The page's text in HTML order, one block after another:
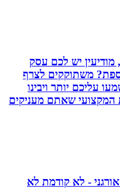
יש לכם עסק
משתוקקים לצרף
יותר ויבינו
שאתם מעניקים
- לא קודמת לא